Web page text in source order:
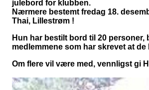
julebord for klubben.
Nærmere bestemt fredag 18.
Thai, Lillestrøm !
Hun har bestilt bord til 20 personer,
medlemmene som har skrevet at de
Om flere vil være med, vennligst gi